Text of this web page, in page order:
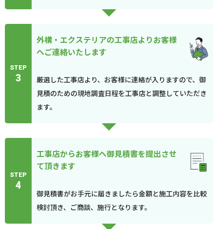
STEP
3
外構・エクステリアの工事店よりお客様
へご連絡いたします
厳選した工事店より、お客様に連絡が入りますので、御
見積のための現地調査日程を工事店と調整していただき
ます。
STEP
4
工事店からお客様へ御見積書を提出させ
て頂きます
御見積書がお手元に届きましたら金額と施工内容を比較
検討頂き、ご商談、施行となります。